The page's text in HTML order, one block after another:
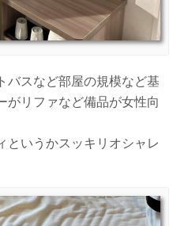
バスなど部屋の規模など基
がリファなど備品が女性向
というかスッキリオシャレ